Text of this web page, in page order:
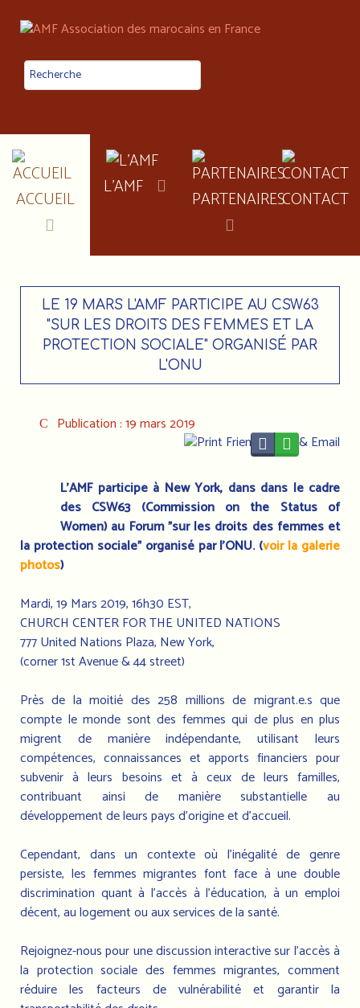
ACCUEIL L'AMF PARTENAIRESCONTACT
LE 19 MARS L'AMF PARTICIPE AU CSW63
"SUR LES DROITS DES FEMMES ET LA
PROTECTION SOCIALE" ORGANISÉ PAR
L'ONU
Publication : 19 mars 2019
L'AMF participe à New York, dans dans le cadre
des CSW63 (Commission on the Status of
Women) au Forum "sur les droits des femmes et
la protection sociale" organisé par l'ONU. (voir la galerie
photos)
Mardi, 19 Mars 2019, 16h30 EST,
CHURCH CENTER FOR THE UNITED NATIONS
777 United Nations Plaza, New York,
(corner 1st Avenue & 44 street)
Près de la moitié des 258 millions de migrant.e.s que
compte le monde sont des femmes qui de plus en plus
migrent de manière indépendante, utilisant leurs
compétences, connaissances et apports financiers pour
subvenir à leurs besoins et à ceux de leurs familles,
contribuant ainsi de manière substantielle au
développement de leurs pays d’origine et d’accueil.
Cependant, dans un contexte où l’inégalité de genre
persiste, les femmes migrantes font face à une double
discrimination quant à l’accès à l’éducation, à un emploi
décent, au logement ou aux services de la santé.
Rejoignez-nous pour une discussion interactive sur l’accès à
la protection sociale des femmes migrantes, comment
réduire les facteurs de vulnérabilité et garantir la